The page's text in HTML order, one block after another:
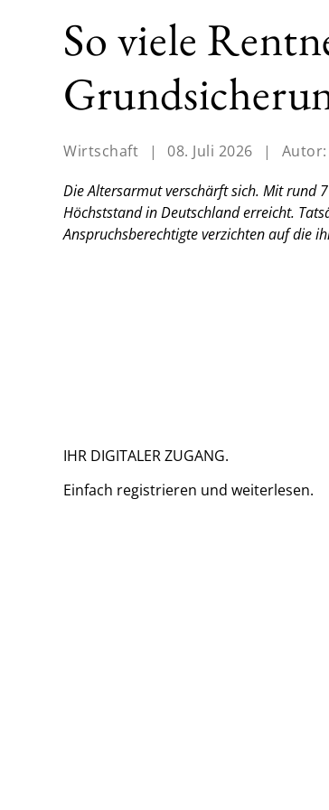
So viele
Wirtschaft | 08. Juli 2026 | Autor:
Die Altersarmut verschärft sich. Mit rund
Höchststand in Deutschland erreicht.
Anspruchsberechtigte verzichten auf die
IHR DIGITALER ZUGANG.
Einfach registrieren und weiterlesen.